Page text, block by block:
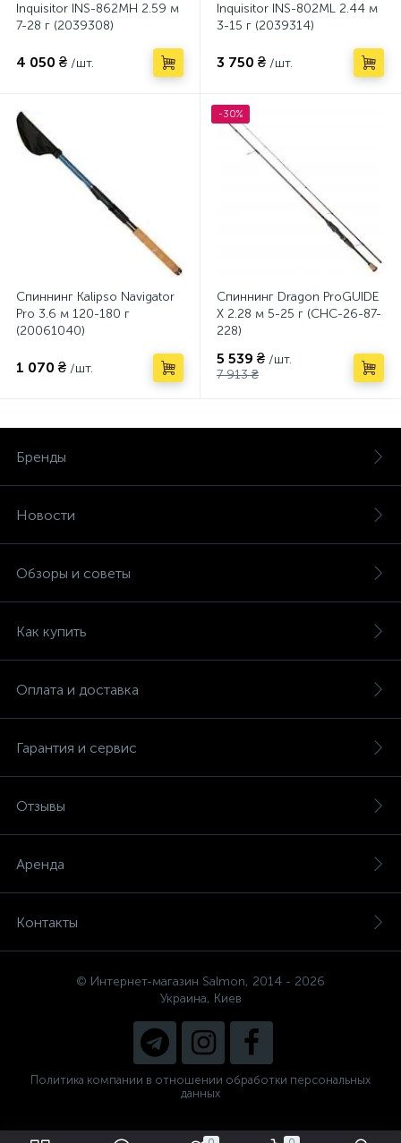
Inquisitor INS-862MH 2.59 м
7-28 г (2039308)
4 050 ₴ /шт.
Inquisitor INS-802ML 2.44 м
3-15 г (2039314)
3 750 ₴ /шт.
Спиннинг Kalipso Navigator
Pro 3.6 м 120-180 г
(20061040)
1 070 ₴ /шт.
-30%
Спиннинг Dragon ProGUIDE
X 2.28 м 5-25 г (CHC-26-87-
228)
5 539 ₴ /шт.
7 913 ₴
Бренды
Новости
Обзоры и советы
Как купить
Оплата и доставка
Гарантия и сервис
Отзывы
Аренда
Контакты
© Интернет-магазин Salmon, 2014 - 2026
Украина, Киев
Политика компании в отношении обработки персональных
данных